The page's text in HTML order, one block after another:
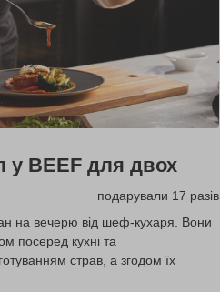
у BEEF для двох
подарували 17 разів
на вечерю від шеф-кухаря. Вони
посеред кухні та
страв, а згодом їх